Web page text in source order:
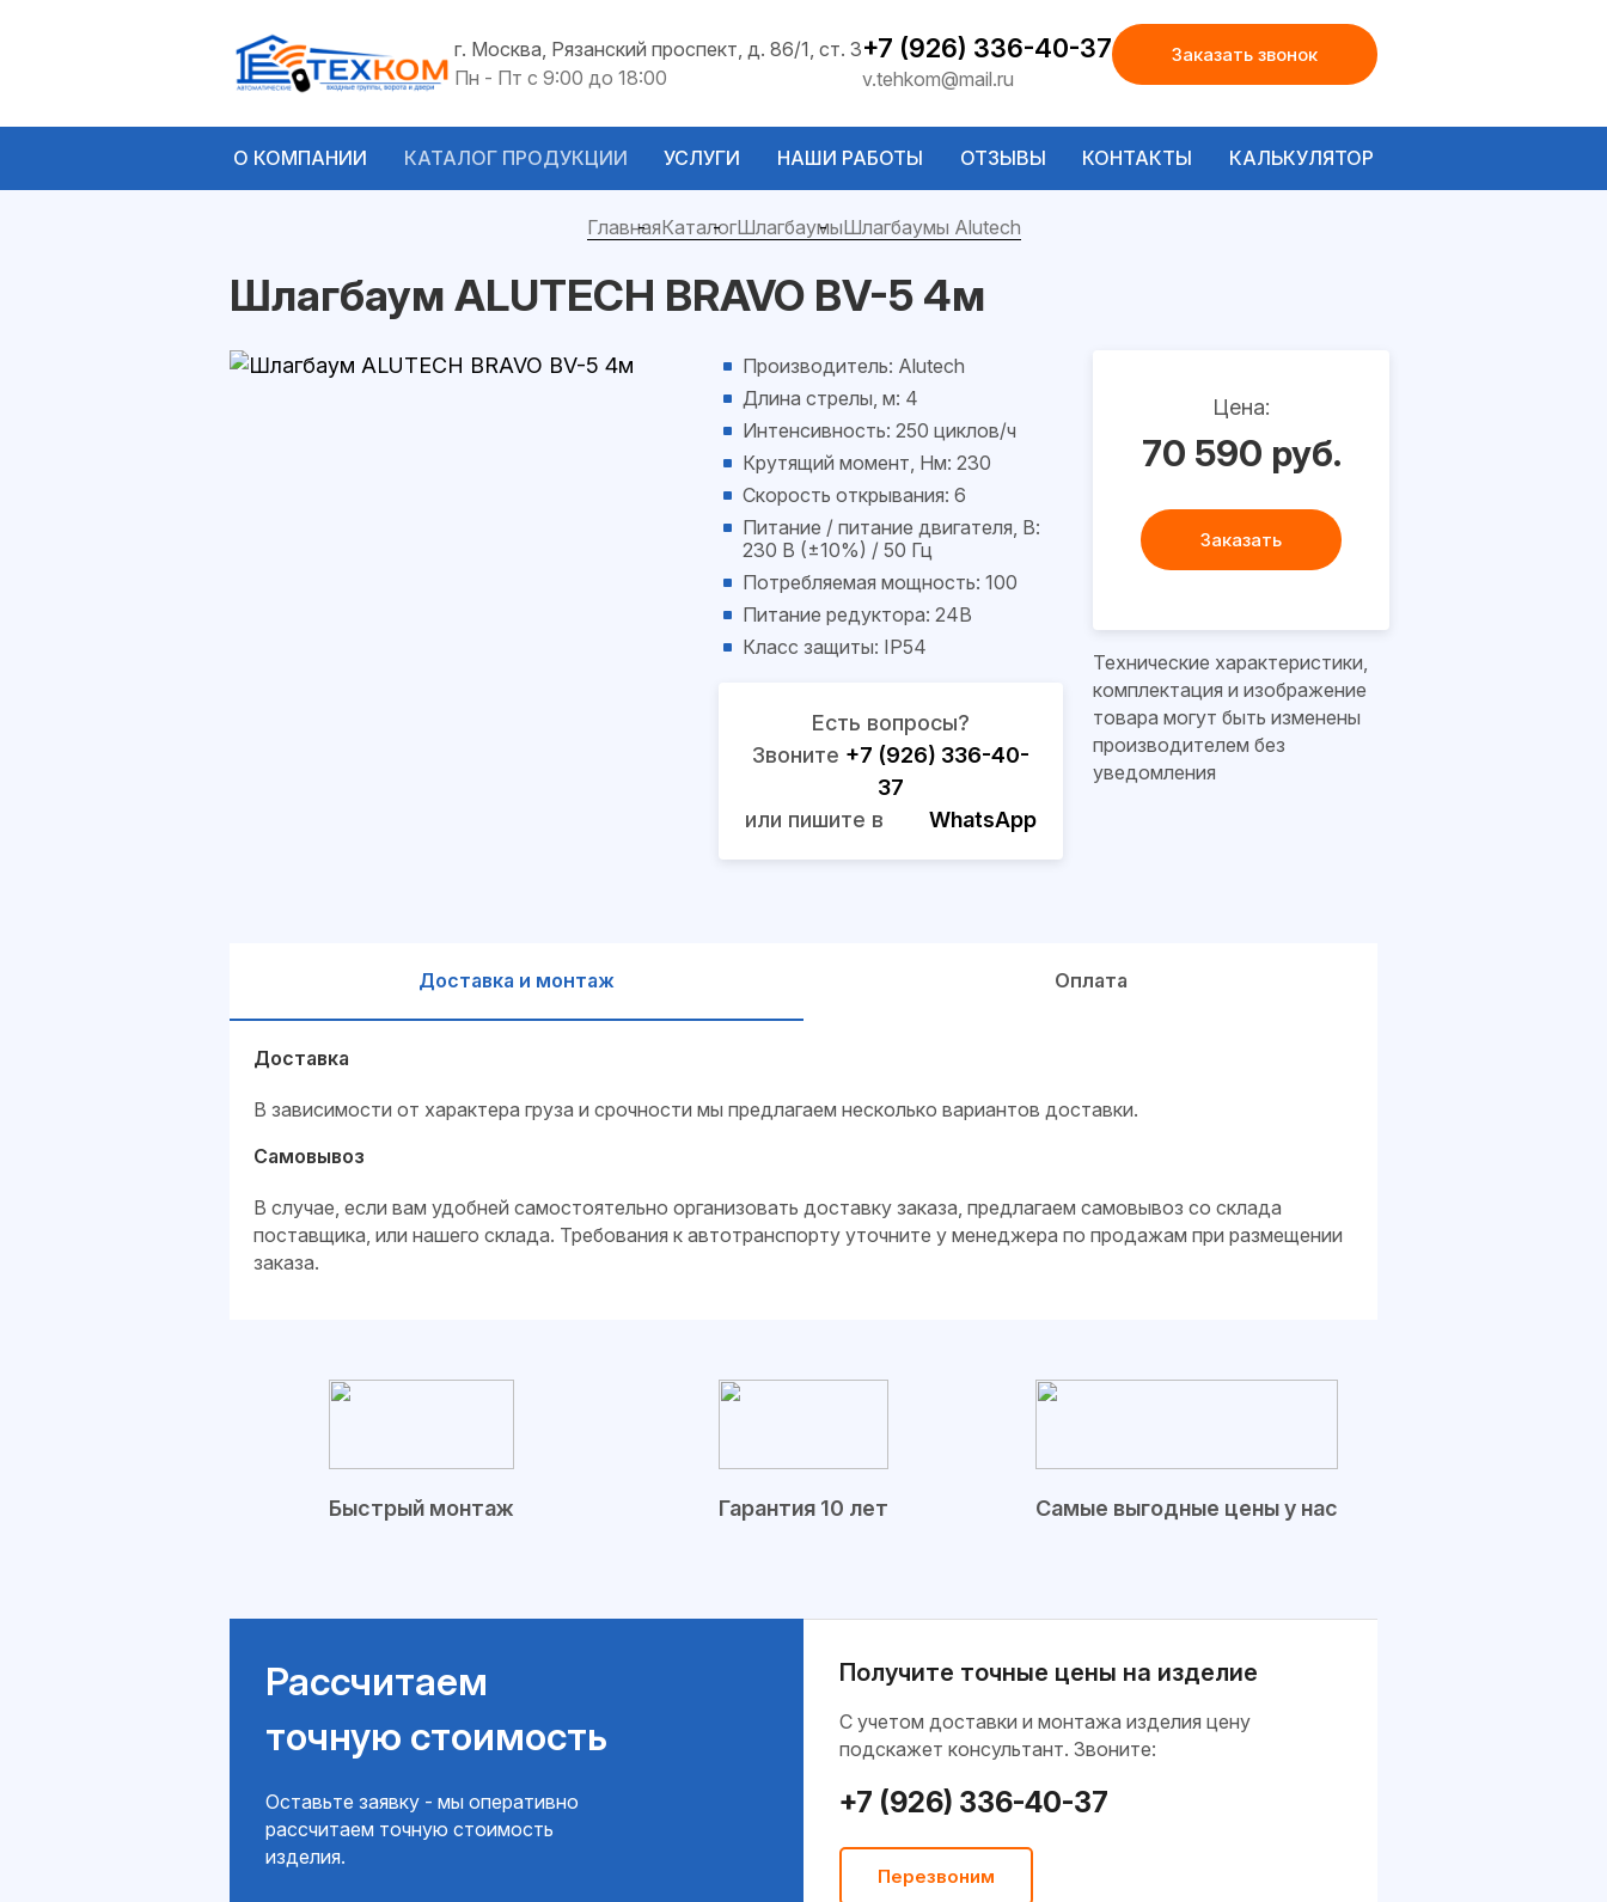
г. Москва, Рязанский проспект, д. 86/1, ст. 3
Пн - Пт с 9:00 до 18:00
+7 (926) 336-40-37
v.tehkom@mail.ru
Заказать звонок
О КОМПАНИИ КАТАЛОГ ПРОДУКЦИИ УСЛУГИ НАШИ РАБОТЫ ОТЗЫВЫ КОНТАКТЫ КАЛЬКУЛЯТОР
ГлавнаяКаталогШлагбаумыШлагбаумы Alutech
Шлагбаум ALUTECH BRAVO BV-5 4м
Производитель: Alutech
Длина стрелы, м: 4
Интенсивность: 250 циклов/ч
Крутящий момент, Нм: 230
Скорость открывания: 6
Питание / питание двигателя, В:
230 В (±10%) / 50 Гц
Потребляемая мощность: 100
Питание редуктора: 24В
Класс защиты: IP54
Есть вопросы?
Звоните +7 (926) 336-40-
37
или пишите в
WhatsApp
Цена:
70 590 руб.
Заказать
Технические характеристики,
комплектация и изображение
товара могут быть изменены
производителем без
уведомления
Доставка и монтаж Оплата
Доставка
В зависимости от характера груза и срочности мы предлагаем несколько вариантов доставки.
Самовывоз
В случае, если вам удобней самостоятельно организовать доставку заказа, предлагаем самовывоз со склада
поставщика, или нашего склада. Требования к автотранспорту уточните у менеджера по продажам при размещении
заказа.
Быстрый монтаж Гарантия 10 лет Самые выгодные цены у нас
Рассчитаем
точную стоимость
Оставьте заявку - мы оперативно
рассчитаем точную стоимость
изделия.
Получите точные цены на изделие
C учетом доставки и монтажа изделия цену
подскажет консультант. Звоните:
+7 (926) 336-40-37
Перезвоним